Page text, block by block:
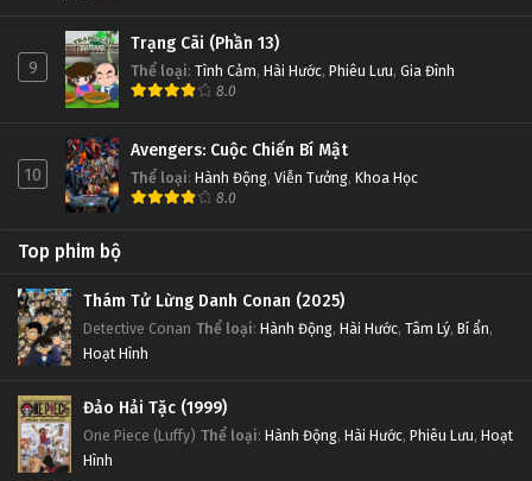
9
Trạng Cãi (Phần 13)
Thể loại: Tình Cảm, Hài Hước, Phiêu Lưu, Gia Đình
8.0
10
Avengers: Cuộc Chiến Bí Mật
Thể loại: Hành Động, Viễn Tưởng, Khoa Học
8.0
Top phim bộ
Thám Tử Lừng Danh Conan (2025)
Detective Conan Thể loại: Hành Động, Hài Hước, Tâm Lý, Bí ẩn,
Hoạt Hình
Đảo Hải Tặc (1999)
One Piece (Luffy) Thể loại: Hành Động, Hài Hước, Phiêu Lưu, Hoạt
Hình